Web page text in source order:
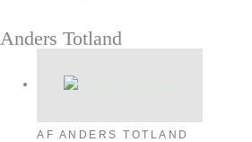
Anders Totland
AF ANDERS TOTLAND